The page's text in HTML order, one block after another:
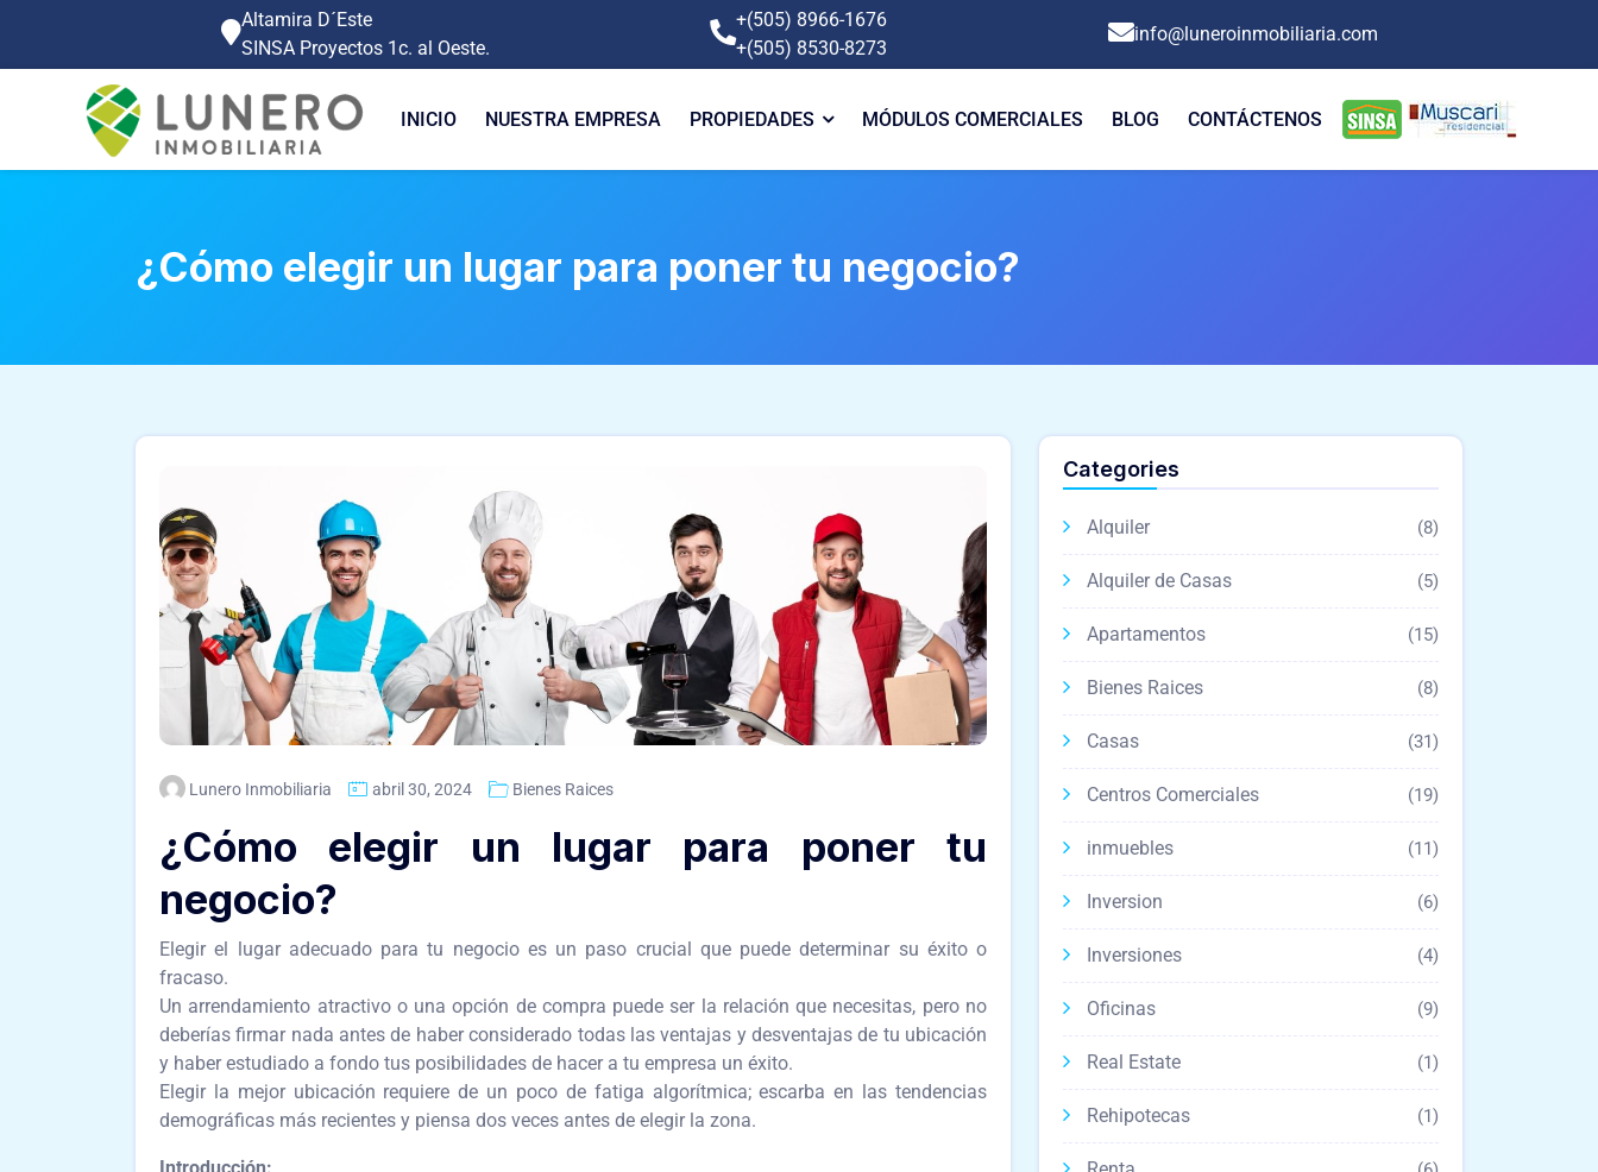
Altamira D´Este
SINSA Proyectos 1c. al Oeste.
+(505) 8966-1676
+(505) 8530-8273
info@luneroinmobiliaria.com
INICIO NUESTRA EMPRESA PROPIEDADES MÓDULOS COMERCIALES BLOG CONTÁCTENOS
¿Cómo elegir un lugar para poner tu negocio?
Lunero Inmobiliaria abril 30, 2024 Bienes Raices
¿Cómo elegir un lugar para poner tu
negocio?
Elegir el lugar adecuado para tu negocio es un paso crucial que puede determinar su éxito o
fracaso.
Un arrendamiento atractivo o una opción de compra puede ser la relación que necesitas, pero no
deberías firmar nada antes de haber considerado todas las ventajas y desventajas de tu ubicación
y haber estudiado a fondo tus posibilidades de hacer a tu empresa un éxito.
Elegir la mejor ubicación requiere de‌ ‌un poco de fatiga algorítmica; escarba en las tendencias
demográficas más recientes y piensa dos veces antes de elegir la zona.
Categories
Alquiler (8)
Alquiler de Casas (5)
Apartamentos (15)
Bienes Raices (8)
Casas (31)
Centros Comerciales (19)
inmuebles (11)
Inversion (6)
Inversiones (4)
Oficinas (9)
Real Estate (1)
Rehipotecas (1)